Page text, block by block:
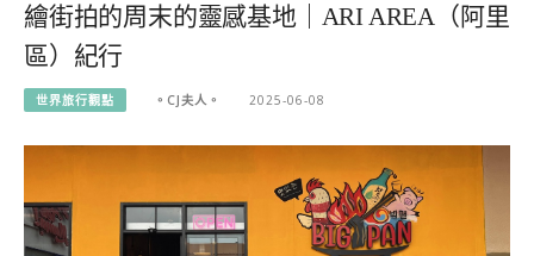
繪街拍的周末的靈感基地｜ARI AREA（阿里
區）紀行
世界旅行觀點 。CJ夫人。 2025-06-08